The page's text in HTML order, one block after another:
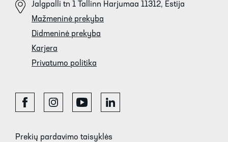
Jalgpalli tn 1 Tallinn Harjumaa 11312, Estija
Mažmeninė prekyba
Didmeninė prekyba
Karjera
Privatumo politika
Prekių pardavimo taisyklės